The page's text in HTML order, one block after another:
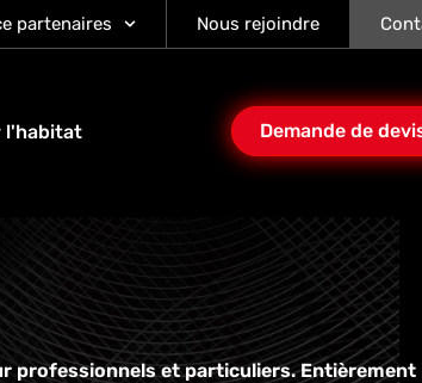
partenaires Nous rejoindre
l'habitat Demande de
professionnels et particuliers. Entièrement